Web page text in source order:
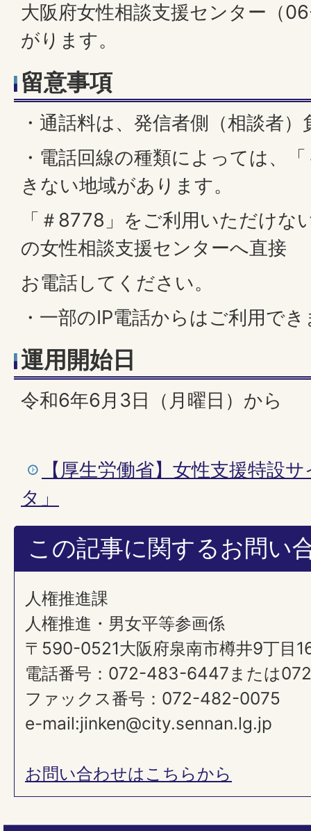
大阪府女性相談支援センター（
がります。
留意事項
・通話料は、発信者側（相談者
・電話回線の種類によっては、
きない地域があります。
「＃8778」をご利用いただけな
の女性相談支援センターへ直接
お電話してください。
・一部のIP電話からはご利用で
運用開始日
令和6年6月3日（月曜日）から
【厚生労働省】女性支援特設
タ」
この記事に関するお問い
人権推進課
人権推進・男女平等参画係
〒590-0521大阪府泉南市樽井9丁目
電話番号：072-483-6447または
ファックス番号：072-482-0075
e-mail:jinken@city.sennan.lg.jp
お問い合わせはこちらから